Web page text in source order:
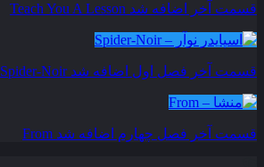
قسمت آخر اضافه شد Teach You A Lesson
قسمت آخر فصل اول اضافه شد Spider-Noir
قسمت آخر فصل چهارم اضافه شد From